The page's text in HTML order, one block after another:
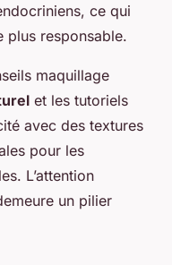
ce qui
plus responsable.
maquillage
et les tutoriels
avec des textures
pour les
L’attention
un pilier